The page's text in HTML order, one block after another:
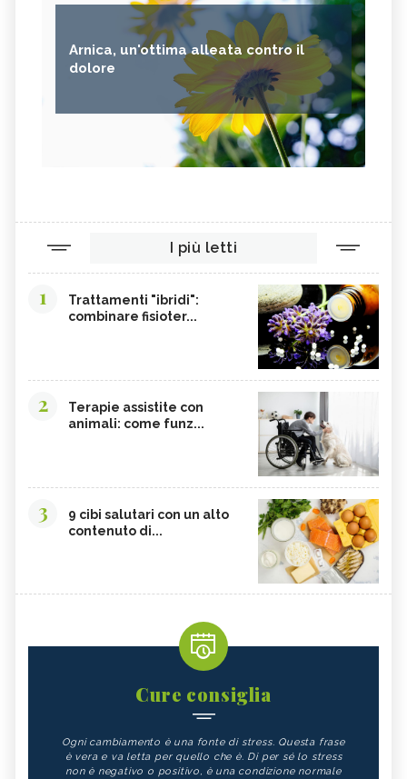
Arnica, un'ottima alleata contro il
dolore
I più letti
1
Trattamenti "ibridi":
combinare fisioter...
2
Terapie assistite con
animali: come funz...
3
9 cibi salutari con un alto
contenuto di...
Cure consiglia
Ogni cambiamento è una fonte di stress. Questa frase
è vera e va letta per quello che è. Di per sé lo stress
non è negativo o positivo, è una condizione normale